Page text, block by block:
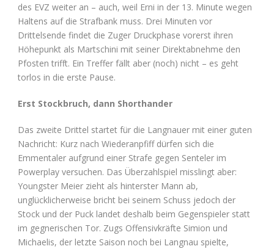
des EVZ weiter an – auch, weil Erni in der 13. Minute wegen
Haltens auf die Strafbank muss. Drei Minuten vor
Drittelsende findet die Zuger Druckphase vorerst ihren
Höhepunkt als Martschini mit seiner Direktabnehme den
Pfosten trifft. Ein Treffer fällt aber (noch) nicht – es geht
torlos in die erste Pause.
Erst Stockbruch, dann Shorthander
Das zweite Drittel startet für die Langnauer mit einer guten
Nachricht: Kurz nach Wiederanpfiff dürfen sich die
Emmentaler aufgrund einer Strafe gegen Senteler im
Powerplay versuchen. Das Überzahlspiel misslingt aber:
Youngster Meier zieht als hinterster Mann ab,
unglücklicherweise bricht bei seinem Schuss jedoch der
Stock und der Puck landet deshalb beim Gegenspieler statt
im gegnerischen Tor. Zugs Offensivkräfte Simion und
Michaelis, der letzte Saison noch bei Langnau spielte,